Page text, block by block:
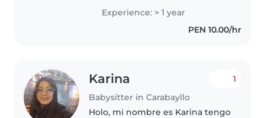
enfermería, con 1 año de
experiencia cuidando niños en
edad de preescolar y primaria.
Experience: > 1 year
PEN 10.00/hr
Karina
Babysitter in Carabayllo
1
Holo, mi nombre es Karina tengo